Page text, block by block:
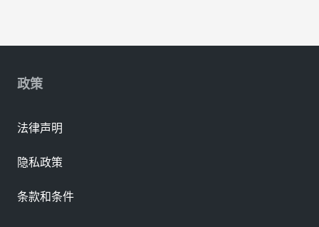
政策
法律声明
隐私政策
条款和条件